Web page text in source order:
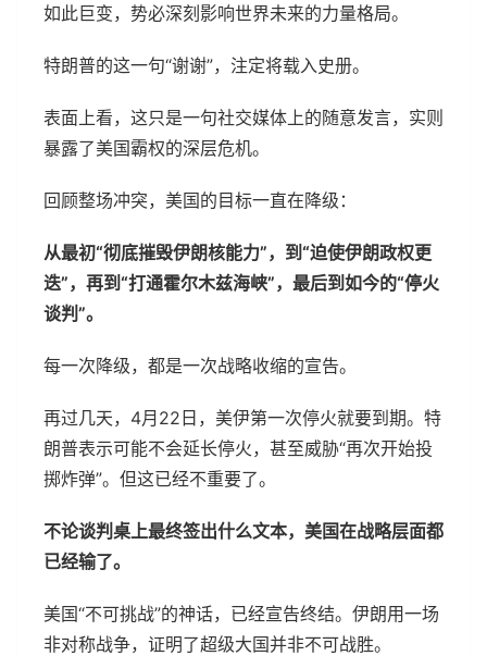
如此巨变，势必深刻影响世界未来的力量格局。
特朗普的这一句“谢谢”，注定将载入史册。
表面上看，这只是一句社交媒体上的随意发言，实则
暴露了美国霸权的深层危机。
回顾整场冲突，美国的目标一直在降级：
从最初“彻底摧毁伊朗核能力”，到“迫使伊朗政权更
迭”，再到“打通霍尔木兹海峡”，最后到如今的“停火
谈判”。
每一次降级，都是一次战略收缩的宣告。
再过几天，4月22日，美伊第一次停火就要到期。特
朗普表示可能不会延长停火，甚至威胁“再次开始投
掷炸弹”。但这已经不重要了。
不论谈判桌上最终签出什么文本，美国在战略层面都
已经输了。
美国“不可挑战”的神话，已经宣告终结。伊朗用一场
非对称战争，证明了超级大国并非不可战胜。